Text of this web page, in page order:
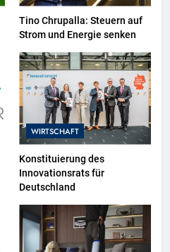
Tino Chrupalla: Steuern auf
Strom und Energie senken
WIRTSCHAFT
Konstituierung des
Innovationsrats für
Deutschland